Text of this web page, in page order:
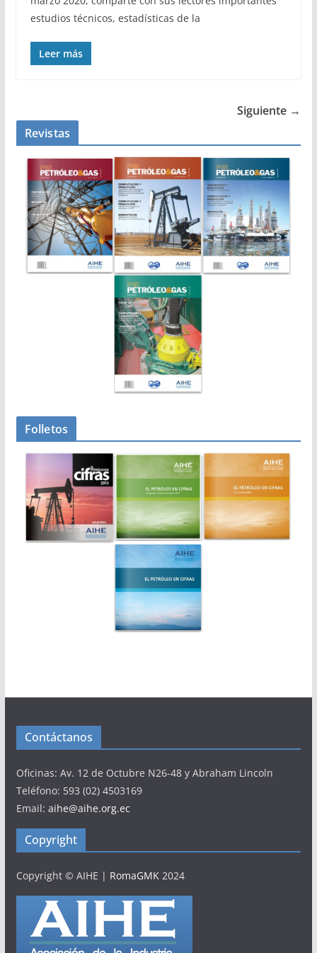
estudios técnicos, estadísticas de la
Leer más
Siguiente →
Revistas
Folletos
Contáctanos
Oficinas: Av. 12 de Octubre N26-48 y Abraham Lincoln
Teléfono: 593 (02) 4503169
Email: aihe@aihe.org.ec
Copyright
Copyright © AIHE | RomaGMK 2024